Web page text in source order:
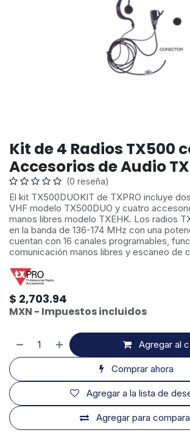
Kit de 4 Radios TX500
Accesorios de Audio
(0 reseña)
El kit TX500DUOKIT de TXPRO incluye
VHF modelo TX500DUO y cuatro
manos libres modelo TXEHK. Los radios
en la banda de 136-174 MHz con una
cuentan con 16 canales programables,
comunicación manos libres y escaneo de
$ 2,703.94
MXN - Impuestos incluidos
Agregar al
Comprar ahora
Agregar para
Agregar a la lista de